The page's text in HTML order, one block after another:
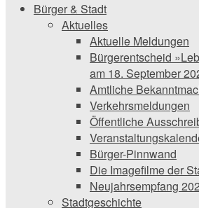
Bürger & Stadt
Aktuelles
Aktuelle Meldungen
Bürgerentscheid
am 18. September
Amtliche
Verkehrsmeldungen
Öffentliche
Bürger-Pinnwand
Die Imagefilme der
Neujahrsempfang
Stadtgeschichte